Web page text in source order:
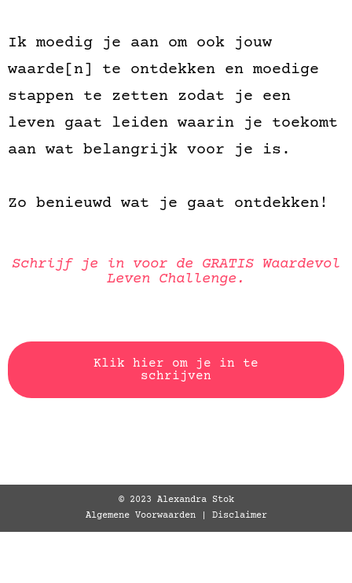
Ik moedig je aan om ook jouw
waarde[n] te ontdekken en moedige
stappen te zetten zodat je een
leven gaat leiden waarin je toekomt
aan wat belangrijk voor je is.
Zo benieuwd wat je gaat ontdekken!
Schrijf je in voor de GRATIS Waardevol
Leven Challenge .
Klik hier om je in te
schrijven
© 2023 Alexandra Stok
Algemene Voorwaarden| Disclaimer